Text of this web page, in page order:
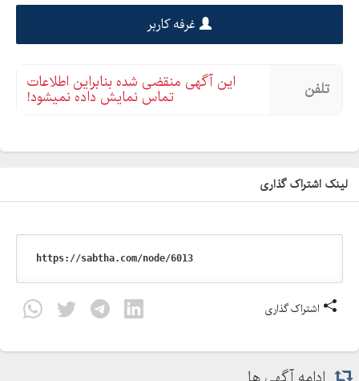
غرفه کاربر
تلفن این آگهی منقضی شده بنابراین اطلاعات
تماس نمایش داده نمیشود!
لینک اشتراک گذاری
اشتراک گذاری